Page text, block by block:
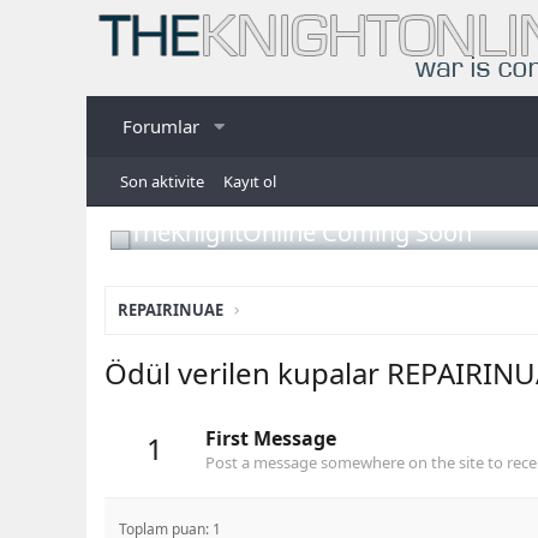
Forumlar
Son aktivite Kayıt ol
TheKnightOnline Coming Soon
REPAIRINUAE
Ödül verilen kupalar
1
First Message
Post a message somewhere on the site to
Toplam puan: 1